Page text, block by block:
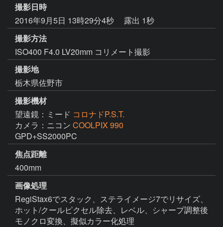
撮影日時
2016年9月5日 13時29分4秒
露出 1秒
撮影方法
ISO400 F4.0 LV20mm コリメート撮影
撮影地
栃木県佐野市
撮影機材
望遠鏡：ミード コロナドP.S.T.
カメラ：ニコン COOLPIX 990
GPD+SS2000PC
焦点距離
400mm
画像処理
RegiStax6でスタック、ステライメージ7でリサイズ、
ホット/クールピクセル除去、レベル、シャープ調整後
モノクロ変換、擬似カラー化処理